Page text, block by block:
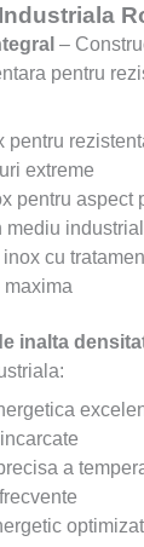
–
pentru
pentru
extreme
pentru aspect
mediu industrial
inox cu
inalta
a